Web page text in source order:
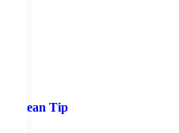
Clean Tip